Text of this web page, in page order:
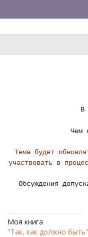
В
Чем
Тема будет
участвовать в
Обсуждения
Моя книга
"Так, как должно быть"